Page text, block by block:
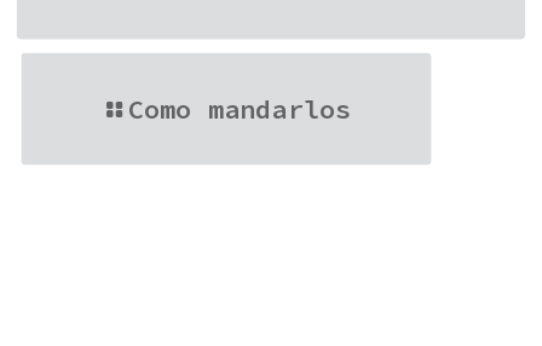
Como mandarlos